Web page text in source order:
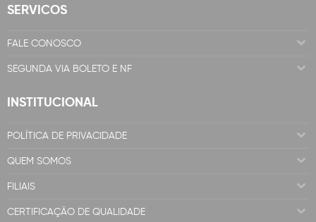
SERVICOS
FALE CONOSCO
SEGUNDA VIA BOLETO E NF
INSTITUCIONAL
POLÍTICA DE PRIVACIDADE
QUEM SOMOS
FILIAIS
CERTIFICAÇÃO DE QUALIDADE